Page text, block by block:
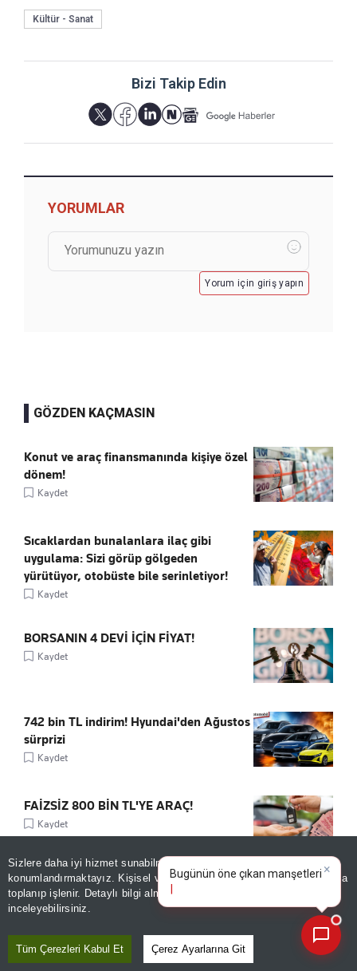
Sizlere daha iyi hizmet sunabilmek adına sitemizde
konumlandırmaktayız. Kişisel verileriniz, KVKK ve GDPR kapsamında
toplanıp işlenir. Detaylı bilgi almak için
inceleyebilirsiniz.
Tüm Çerezleri Kabul Et Çerez Ayarlarına Git
Kültür - Sanat
Bizi Takip Edin
YORUMLAR
Yorum için giriş yapın
GÖZDEN KAÇMASIN
Konut ve araç finansmanında kişiye özel
dönem!
Kaydet
Sıcaklardan bunalanlara ilaç gibi
uygulama: Sizi görüp gölgeden
yürütüyor, otobüste bile serinletiyor!
Kaydet
BORSANIN 4 DEVİ İÇİN FİYAT!
Kaydet
742 bin TL indirim! Hyundai'den Ağustos
sürprizi
Kaydet
FAİZSİZ 800 BİN TL'YE ARAÇ!
Kaydet
ÖNE ÇIKANLAR
×
Bugünün öne çıkan manşetleri